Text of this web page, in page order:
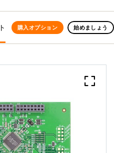
購入オプション 始めましょう